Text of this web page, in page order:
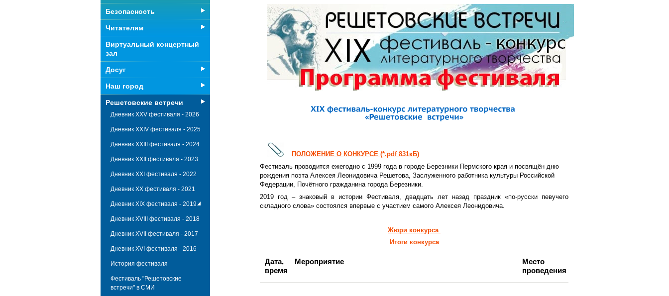
ПОЛОЖЕНИЕ О КОНКУРСЕ (*.pdf 831кБ)
Фестиваль проводится ежегодно с 1999 года в городе Березники Пермского края и посвящён дню
рождения поэта Алексея Леонидовича Решетова, Заслуженного работника культуры Российской
Федерации, Почётного гражданина города Березники.
2019 год – знаковый в истории Фестиваля, двадцать лет назад праздник «по-русски певучего
складного слова» состоялся впервые с участием самого Алексея Леонидовича.
Жюри конкурса
Итоги конкурса
Дата,
время
Мероприятие
Место
проведения
Безопасность
Читателям
Виртуальный концертный
зал
Досуг
Наш город
Решетовские встречи
Дневник XXV фестиваля - 2026
Дневник XXIV фестиваля - 2025
Дневник XXIII фестиваля - 2024
Дневник XXII фестиваля - 2023
Дневник XXI фестиваля - 2022
Дневник XX фестиваля - 2021
Дневник XIX фестиваля - 2019
Дневник XVIII фестиваля - 2018
Дневник XVII фестиваля - 2017
Дневник XVI фестиваля - 2016
История фестиваля
Фестиваль "Решетовские
встречи" в СМИ